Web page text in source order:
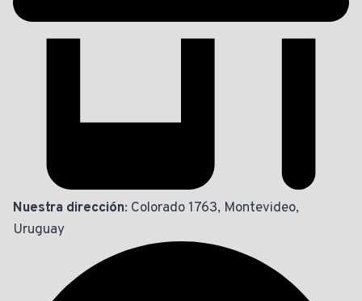
Nuestra dirección: Colorado 1763, Montevideo,
Uruguay